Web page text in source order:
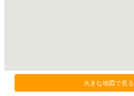
大きな地図で見る